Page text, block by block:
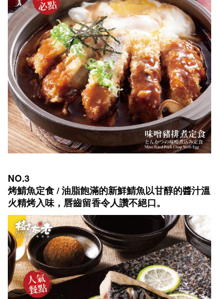
NO.3
烤鯖魚定食 / 油脂飽滿的新鮮鯖魚以甘醇的醬汁溫
火精烤入味，唇齒留香令人讚不絕口。